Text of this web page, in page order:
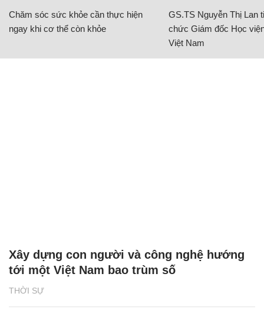
Chăm sóc sức khỏe cần thực hiện
ngay khi cơ thể còn khỏe
GS.TS Nguyễn Thị Lan
chức Giám đốc Học
Việt Nam
THỜI SỰ
Xây dựng con người và công nghệ hướng
tới một Việt Nam bao trùm số